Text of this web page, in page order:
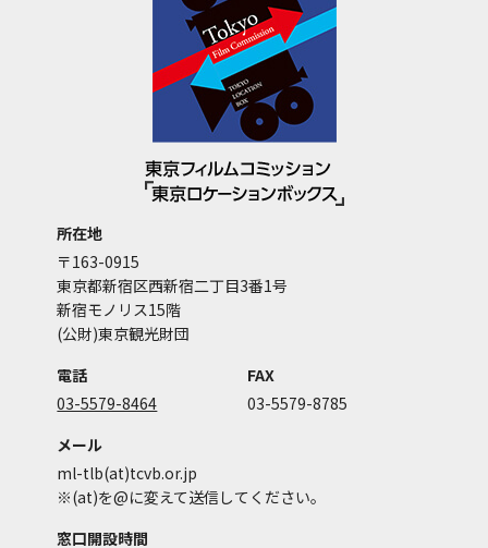
所在地
〒163-0915
東京都新宿区西新宿二丁目3番1号
新宿モノリス15階
(公財)東京観光財団
電話
03-5579-8464
FAX
03-5579-8785
メール
ml-tlb(at)tcvb.or.jp
※(at)を@に変えて送信してください。
窓口開設時間